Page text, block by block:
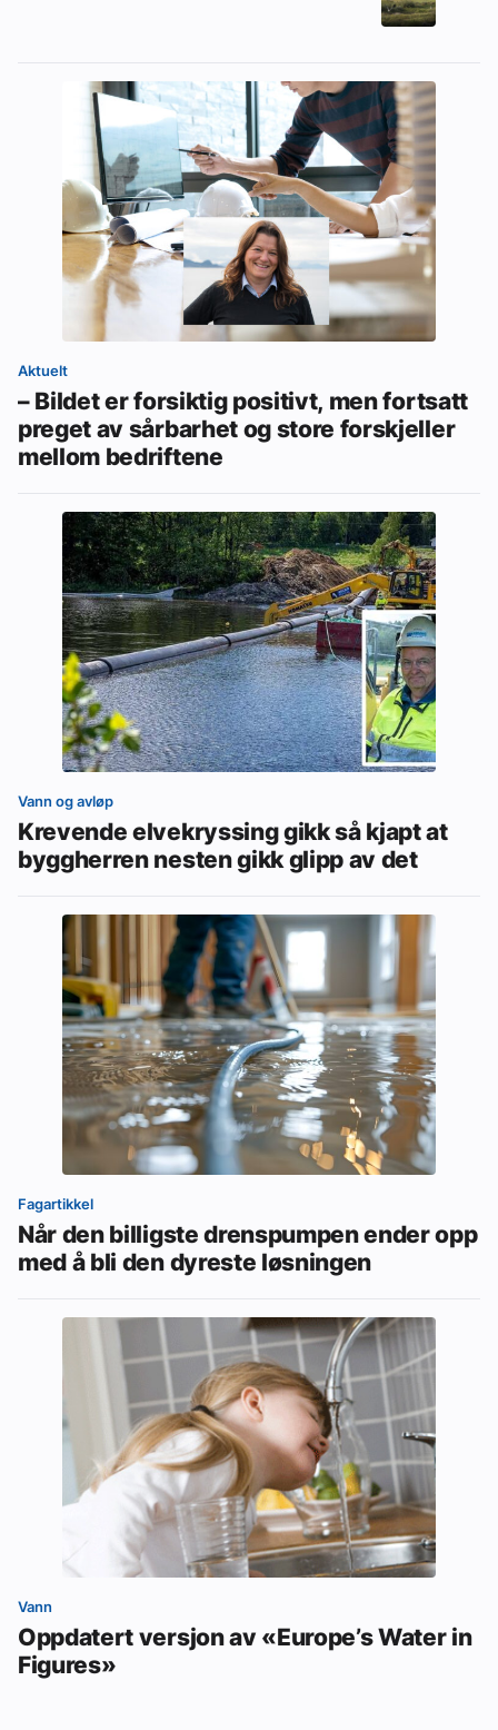
Aktuelt
– Bildet er forsiktig positivt, men fortsatt
preget av sårbarhet og store forskjeller
mellom bedriftene
Vann og avløp
Krevende elvekryssing gikk så kjapt at
byggherren nesten gikk glipp av det
Fagartikkel
Når den billigste drenspumpen ender opp
med å bli den dyreste løsningen
Vann
Oppdatert versjon av «Europe’s Water in
Figures»